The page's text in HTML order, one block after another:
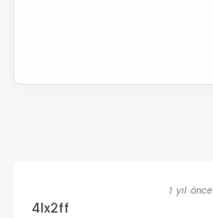
1 yıl önce
4lx2ff